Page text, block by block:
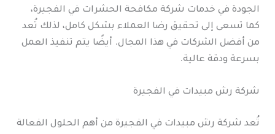
الجودة في خدمات شركة مكافحة الحشرات في الفجيرة،
كما تسعى إلى تحقيق رضا العملاء بشكل كامل، لذلك تُعد
من أفضل الشركات في هذا المجال. أيضًا يتم تنفيذ العمل
بسرعة ودقة عالية.
شركة رش مبيدات في الفجيرة
تُعد شركة رش مبيدات في الفجيرة من أهم الحلول الفعالة